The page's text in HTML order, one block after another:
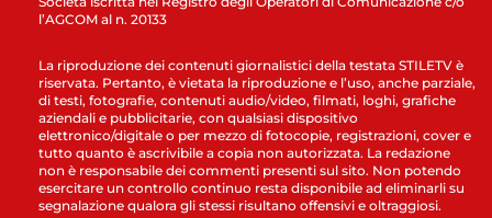
l’AGCOM al n. 20133
La riproduzione dei contenuti giornalistici della testata STILETV è
riservata. Pertanto, è vietata la riproduzione e l’uso, anche parziale,
di testi, fotografie, contenuti audio/video, filmati, loghi, grafiche
aziendali e pubblicitarie, con qualsiasi dispositivo
elettronico/digitale o per mezzo di fotocopie, registrazioni, cover e
tutto quanto è ascrivibile a copia non autorizzata. La redazione
non è responsabile dei commenti presenti sul sito. Non potendo
esercitare un controllo continuo resta disponibile ad eliminarli su
segnalazione qualora gli stessi risultano offensivi e oltraggiosi.